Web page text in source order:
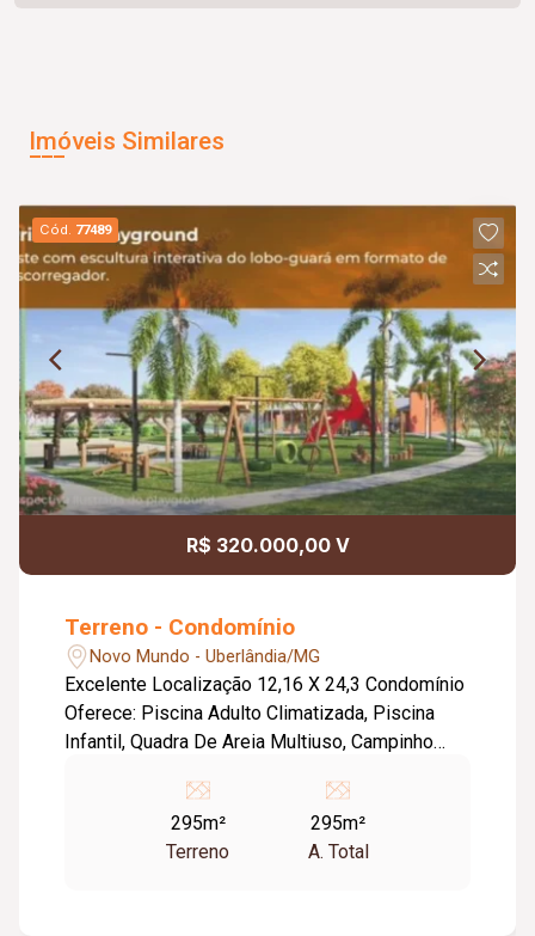
Imóveis Similares
Cód. 77489
R$ 320.000,00 V
Terreno - Condomínio
Novo Mundo - Uberlândia/MG
Excelente Localização 12,16 X 24,3 Condomínio
Oferece: Piscina Adulto Climatizada, Piscina
Infantil, Quadra De Areia Multiuso, Campinho
Brinquedoteca, Área Gourmet Em 2 Ambientes,
Salão De Festas Com Opções Variadas
Conforme Sua Necessidade, Locker Para
295m²
Terreno
295m²
A. Total